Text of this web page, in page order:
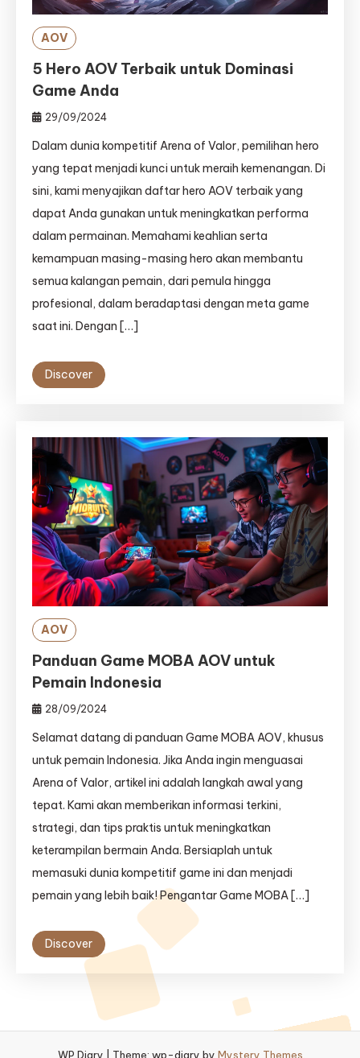
AOV
5 Hero AOV Terbaik untuk Dominasi
Game Anda
29/09/2024
Dalam dunia kompetitif Arena of Valor, pemilihan hero
yang tepat menjadi kunci untuk meraih kemenangan. Di
sini, kami menyajikan daftar hero AOV terbaik yang
dapat Anda gunakan untuk meningkatkan performa
dalam permainan. Memahami keahlian serta
kemampuan masing-masing hero akan membantu
semua kalangan pemain, dari pemula hingga
profesional, dalam beradaptasi dengan meta game
saat ini. Dengan […]
Discover
AOV
Panduan Game MOBA AOV untuk
Pemain Indonesia
28/09/2024
Selamat datang di panduan Game MOBA AOV, khusus
untuk pemain Indonesia. Jika Anda ingin menguasai
Arena of Valor, artikel ini adalah langkah awal yang
tepat. Kami akan memberikan informasi terkini,
strategi, dan tips praktis untuk meningkatkan
keterampilan bermain Anda. Bersiaplah untuk
memasuki dunia kompetitif game ini dan menjadi
pemain yang lebih baik! Pengantar Game MOBA […]
Discover
WP Diary Theme: wp-diary by Mystery Themes